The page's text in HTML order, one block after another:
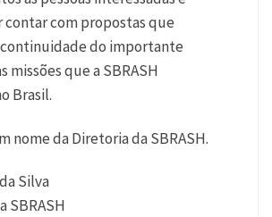
contar com propostas que
continuidade do importante
missões que a SBRASH
Brasil.
nome da Diretoria da SBRASH.
Silva
SBRASH